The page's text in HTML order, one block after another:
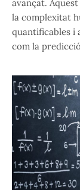
avançat.
la complexitat
quantificables i
com la